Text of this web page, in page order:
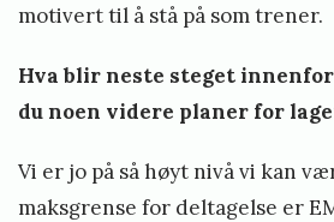
motivert til å stå på som trener.
Hva blir neste steget
du noen videre planer for
Vi er jo på så høyt nivå vi kan
maksgrense for deltagelse er